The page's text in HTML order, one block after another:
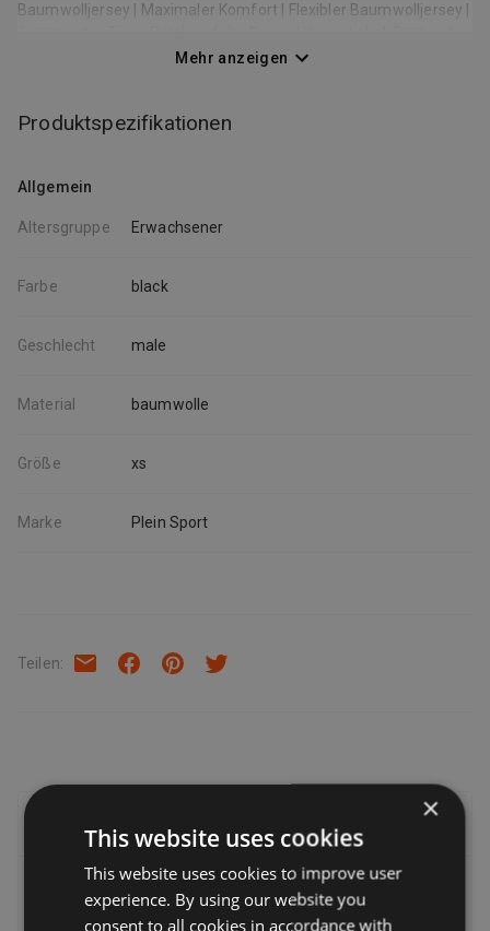
Baumwolljersey | Maximaler Komfort | Flexibler Baumwolljersey |
der rechten Seite | Zwei-Nadel-Stichsäume | Rundhalsausschnitt
Herstellerangaben beachten.
Mehr anzeigen
Produktspezifikationen
Allgemein
Altersgruppe Erwachsener
Farbe black
Geschlecht male
Material baumwolle
Größe xs
Marke Plein Sport
Teilen:
×
This website uses cookies
This website uses cookies to improve user
experience. By using our website you
consent to all cookies in accordance with